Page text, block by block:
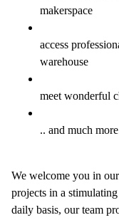
makerspace
access
warehouse
meet wonderful
.. and much
We welcome you in
projects in a
daily basis, our team